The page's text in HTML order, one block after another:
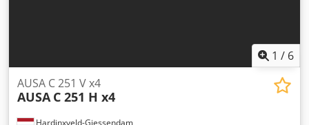
1 / 6
AUSA C 251 V x4
AUSA C 251 H x4